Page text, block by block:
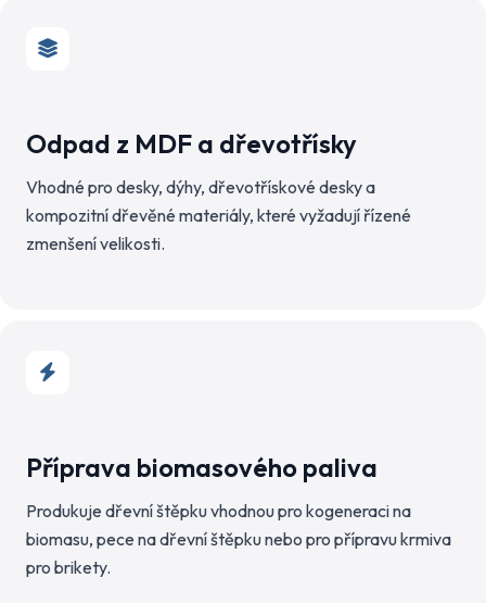
Odpad z MDF a dřevotřísky
Vhodné pro desky, dýhy, dřevotřískové desky a
kompozitní dřevěné materiály, které vyžadují řízené
zmenšení velikosti.
Příprava biomasového paliva
Produkuje dřevní štěpku vhodnou pro kogeneraci na
biomasu, pece na dřevní štěpku nebo pro přípravu krmiva
pro brikety.